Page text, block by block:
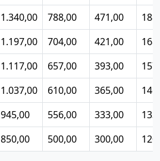
1.340,00 788,00 471,00
1.197,00 704,00 421,00
1.117,00 657,00 393,00
1.037,00 610,00 365,00
945,00 556,00 333,00
850,00 500,00 300,00